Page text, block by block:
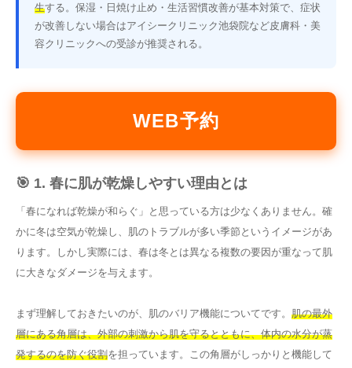
生する。保湿・日焼け止め・生活習慣改善が基本対策で、症状
が改善しない場合はアイシークリニック池袋院など皮膚科・美
容クリニックへの受診が推奨される。
WEB予約
🎯 1. 春に肌が乾燥しやすい理由とは
「春になれば乾燥が和らぐ」と思っている方は少なくありません。確
かに冬は空気が乾燥し、肌のトラブルが多い季節というイメージがあ
ります。しかし実際には、春は冬とは異なる複数の要因が重なって肌
に大きなダメージを与えます。
まず理解しておきたいのが、肌のバリア機能についてです。 肌の最外
層にある角層は、外部の刺激から肌を守るとともに、体内の水分が蒸
発するのを防ぐ役割を担っています。この角層がしっかりと機能して